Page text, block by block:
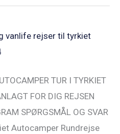
TUR I TYRKIET
FOR DIG REJSEN
SPØRGSMÅL OG SVAR
Autocamper Rundrejse